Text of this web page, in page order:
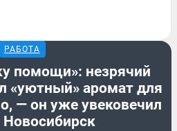
РАБОТА
помощи»: незрячий
«уютный» аромат для
— он уже увековечил
Новосибирск